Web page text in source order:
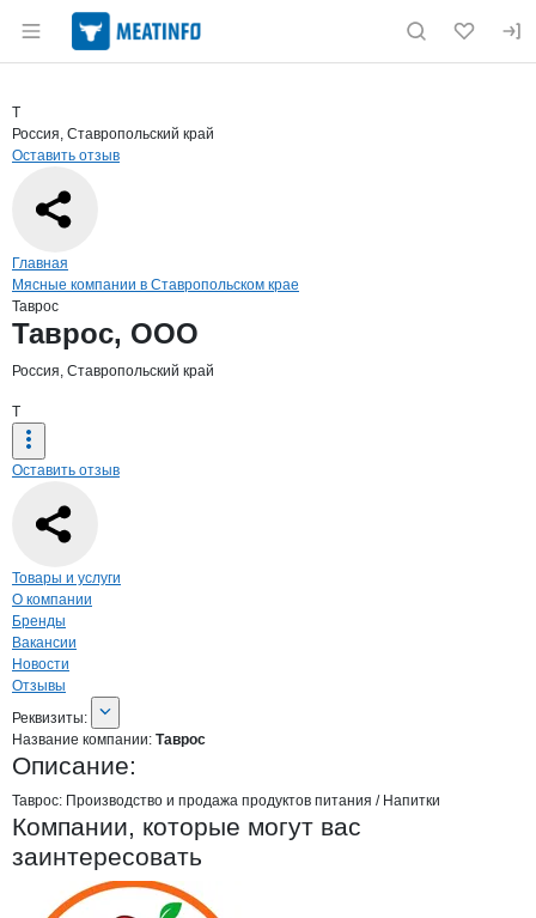
Раздел навигации по сайту meatinfo.ru
Страница компании
Страница компании
Краткая информация о компании
Т
Россия, Ставропольский край
Оставить отзыв
Навигация по сайту
Главная
Мясные компании в Ставропольском крае
Таврос
Основная информация о компании
Таврос, ООО
Россия, Ставропольский край
Т
Оставить отзыв
Навигация по странице
Товары и услуги
О компании
Бренды
Вакансии
Новости
Отзывы
О компании
Реквизиты
Реквизиты:
Название компании: Таврос
Описание:
Таврос: Производство и продажа продуктов питания / Напитки
Компании, которые могут вас
заинтересовать